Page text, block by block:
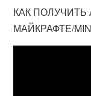
КАК
МАЙКРАФТЕ/